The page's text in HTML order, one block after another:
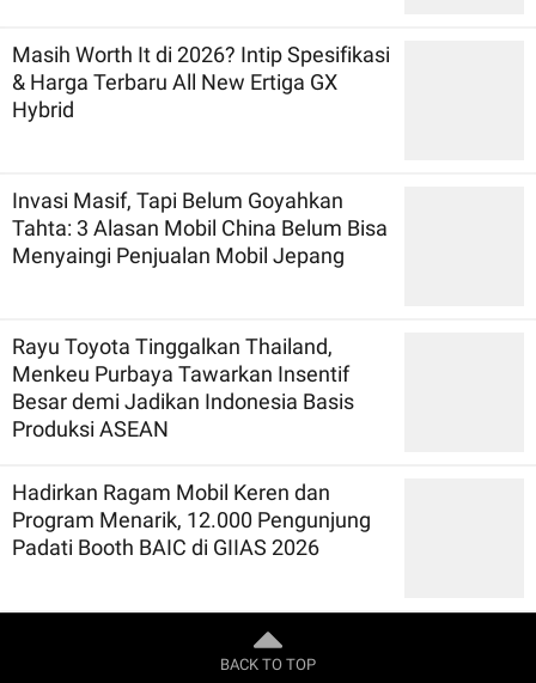
Masih Worth It di 2026? Intip Spesifikasi
& Harga Terbaru All New Ertiga GX
Hybrid
Invasi Masif, Tapi Belum Goyahkan
Tahta: 3 Alasan Mobil China Belum Bisa
Menyaingi Penjualan Mobil Jepang
Rayu Toyota Tinggalkan Thailand,
Menkeu Purbaya Tawarkan Insentif
Besar demi Jadikan Indonesia Basis
Produksi ASEAN
Hadirkan Ragam Mobil Keren dan
Program Menarik, 12.000 Pengunjung
Padati Booth BAIC di GIIAS 2026
BACK TO TOP